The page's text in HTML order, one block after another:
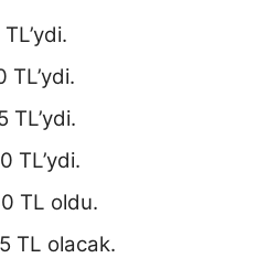
TL’ydi.
TL’ydi.
TL’ydi.
TL oldu.
TL olacak.